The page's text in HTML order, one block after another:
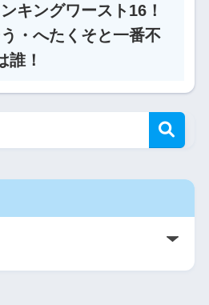
キングワースト16！
・へたくそと一番不
誰！